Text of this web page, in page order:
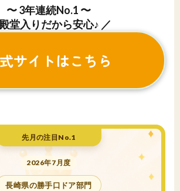
〜 3年連続No.1 〜
堂入りだから安心♪ ／
サイトはこちら
先月の注目No.1
2026年7月度
長崎県の勝手口ドア部門